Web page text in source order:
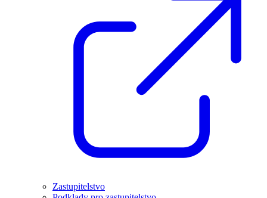
Zastupitelstvo